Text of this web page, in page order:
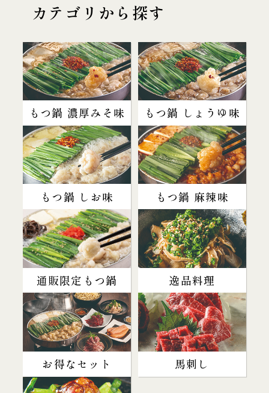
カテゴリから探す
もつ鍋 濃厚みそ味 もつ鍋 しょうゆ味
もつ鍋 しお味 もつ鍋 麻辣味
通販限定もつ鍋 逸品料理
お得なセット 馬刺し